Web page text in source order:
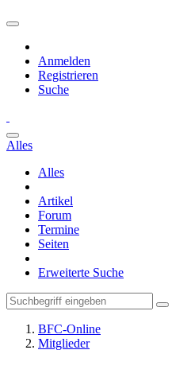
Anmelden
Registrieren
Suche
Alles
Alles
Artikel
Forum
Termine
Seiten
Erweiterte Suche
BFC-Online
Mitglieder